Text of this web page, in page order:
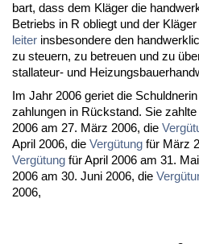
bart, dass dem Kläger die
Be­triebs in R ob­liegt und der
lei­ter ins­be­son­de­re den
zu steu­ern, zu be­treu­en und zu
stal­la­teur- und
Im Jahr 2006 ge­riet die
zah­lun­gen in Rück­stand. Sie zahl­te
2006 am 27. März 2006, die
April 2006, die Vergütung für März
Vergütung für April 2006 am 31.
2006 am 30. Ju­ni 2006, die
2006,